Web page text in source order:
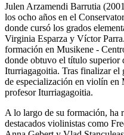
Julen Arzamendi Barrutia
los ocho años en el
donde cursó los grados
Virginia Esparza y Víctor
formación en Musikene -
donde obtuvo el título
Iturriagagoitia. Tras finalizar el
de especialización en violín en
profesor Iturriagagoitia.
A lo largo de su formación, ha
destacados violinistas como